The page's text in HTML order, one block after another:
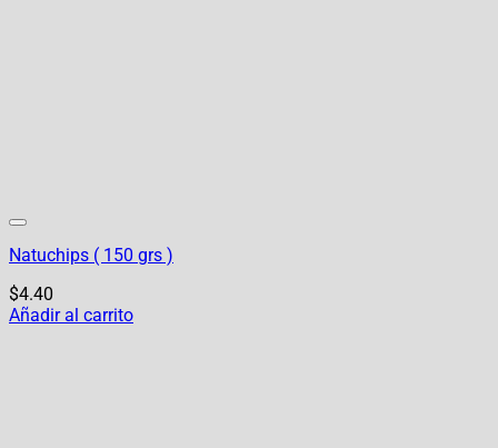
Natuchips ( 150 grs )
$4.40
Añadir al carrito